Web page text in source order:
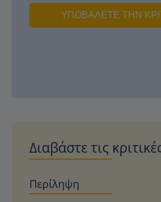
ΥΠΟΒΆΛΕΤΕ ΤΗΝ
Διαβάστε τις
Περίληψη